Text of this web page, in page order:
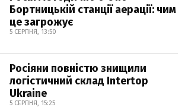
Бортницькій станції аерації: чим
це загрожує
5 СЕРПНЯ, 13:50
Росіяни повністю знищили
логістичний склад Intertop
Ukraine
5 СЕРПНЯ, 15:25